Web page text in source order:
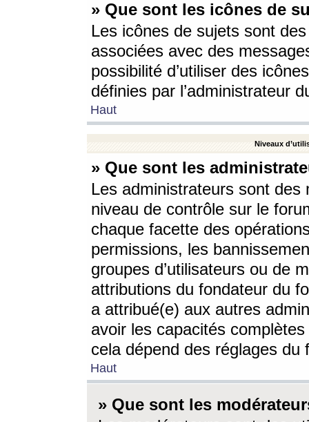
» Que sont les icônes de
Les icônes de sujets sont
associées avec des
possibilité d’utiliser des
définies par l’administrateur
Haut
Niveaux
» Que sont les
Les administrateurs sont
niveau de contrôle sur le
chaque facette des
permissions, les
groupes d’utilisateurs ou de
attributions du fondateur du
a attribué(e) aux autres
avoir les capacités
cela dépend des réglages du
Haut
» Que sont les